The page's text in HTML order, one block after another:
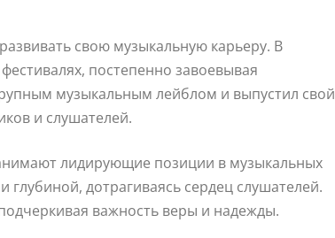
свою музыкальную карьеру. В
постепенно завоевывая
музыкальным лейблом и выпустил свой
и слушателей.
лидирующие позиции в музыкальных
глубиной, дотрагиваясь сердец слушателей.
важность веры и надежды.